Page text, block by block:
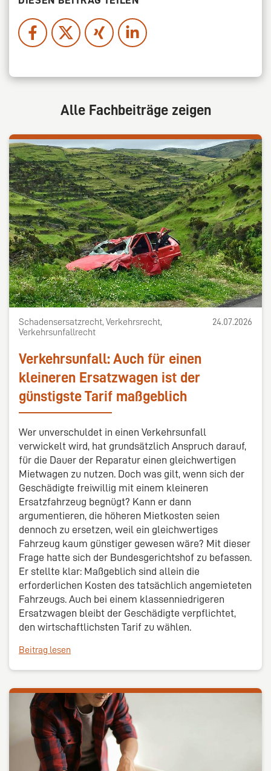
Alle Fachbeiträge zeigen
Schadensersatzrecht, Verkehrsrecht,
Verkehrsunfallrecht
24.07.2026
Verkehrsunfall: Auch für einen
kleineren Ersatzwagen ist der
günstigste Tarif maßgeblich
Wer unverschuldet in einen Verkehrsunfall
verwickelt wird, hat grundsätzlich Anspruch darauf,
für die Dauer der Reparatur einen gleichwertigen
Mietwagen zu nutzen. Doch was gilt, wenn sich der
Geschädigte freiwillig mit einem kleineren
Ersatzfahrzeug begnügt? Kann er dann
argumentieren, die höheren Mietkosten seien
dennoch zu ersetzen, weil ein gleichwertiges
Fahrzeug kaum günstiger gewesen wäre? Mit dieser
Frage hatte sich der Bundesgerichtshof zu befassen.
Er stellte klar: Maßgeblich sind allein die
erforderlichen Kosten des tatsächlich angemieteten
Fahrzeugs. Auch bei einem klassenniedrigeren
Ersatzwagen bleibt der Geschädigte verpflichtet,
den wirtschaftlichsten Tarif zu wählen.
Beitrag lesen